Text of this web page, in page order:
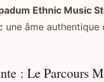
Ethnic Music
une âme authentique
: Le Parcours